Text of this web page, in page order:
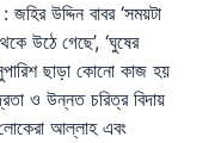
উদ্দিন বাবর ‘সময়টা
উঠে গেছে’, ‘ঘুষের
ছাড়া কোনো কাজ হয়
ও উন্নত চরিত্র বিদায়
‘লোকেরা আল্লাহ এবং